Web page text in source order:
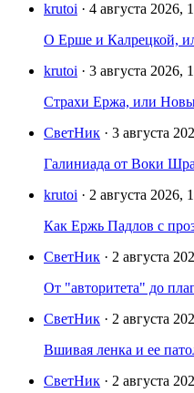
krutoi · 4 августа 2026,
О Ерше и Калрецкой,
krutoi · 3 августа 2026,
Страхи Ержа, или
СветНик · 3 августа
Галиниада от Воки
krutoi · 2 августа 2026,
Как Ержь Падлов с
СветНик · 2 августа
От "авторитета" до
СветНик · 2 августа
Вшивая ленка и ее
СветНик · 2 августа